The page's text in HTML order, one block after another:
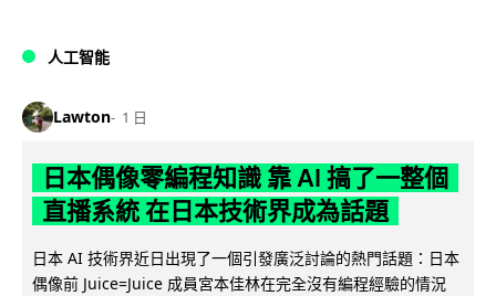
人工智能
Lawton 1 日
日本偶像零編程知識 靠 AI 搞了一整個
直播系統 在日本技術界成為話題
日本 AI 技術界近日出現了一個引發廣泛討論的熱門話題：日本
偶像前 Juice=Juice 成員宮本佳林在完全沒有編程經驗的情況